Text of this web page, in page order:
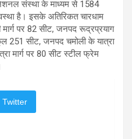
संस्था के माध्यम से 1584
है। इसके अतिरिकत चारधाम
मार्ग पर 82 सीट, जनपद रूद्रप्रयाग
251 सीट, जनपद चमोली के यात्रा
मार्ग पर 80 सीट स्टील फ्रेम
Twitter